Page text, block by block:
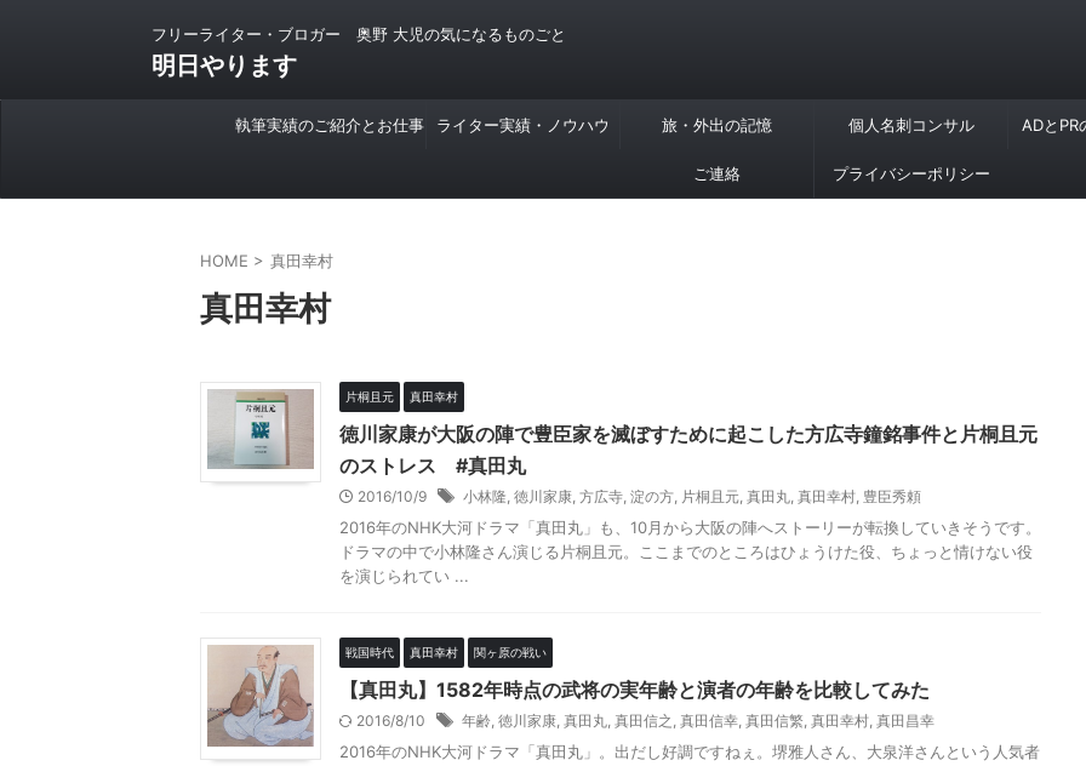
フリーライター・ブロガー 奥野 大児の気になるものごと
明日やります
執筆実績のご紹介とお仕事 ライター実績・ノウハウ 旅・外出の記憶 個人名刺コンサル ADとPR
ご連絡 プライバシーポリシー
HOME > 真田幸村
真田幸村
片桐且元 真田幸村
徳川家康が大阪の陣で豊臣家を滅ぼすために起こした方広寺鐘銘事件と片桐且元
のストレス #真田丸
2016/10/9 小林隆, 徳川家康, 方広寺, 淀の方, 片桐且元, 真田丸, 真田幸村, 豊臣秀頼
2016年のNHK大河ドラマ「真田丸」も、10月から大阪の陣へストーリーが転換していきそうです。
ドラマの中で小林隆さん演じる片桐且元。ここまでのところはひょうけた役、ちょっと情けない役
を演じられてい ...
戦国時代 真田幸村 関ヶ原の戦い
【真田丸】1582年時点の武将の実年齢と演者の年齢を比較してみた
2016/8/10 年齢, 徳川家康, 真田丸, 真田信之 , 真田信幸, 真田信繁, 真田幸村, 真田昌幸
2016年のNHK大河ドラマ「真田丸」。出だし好調ですねぇ。堺雅人さん、大泉洋さんという人気者